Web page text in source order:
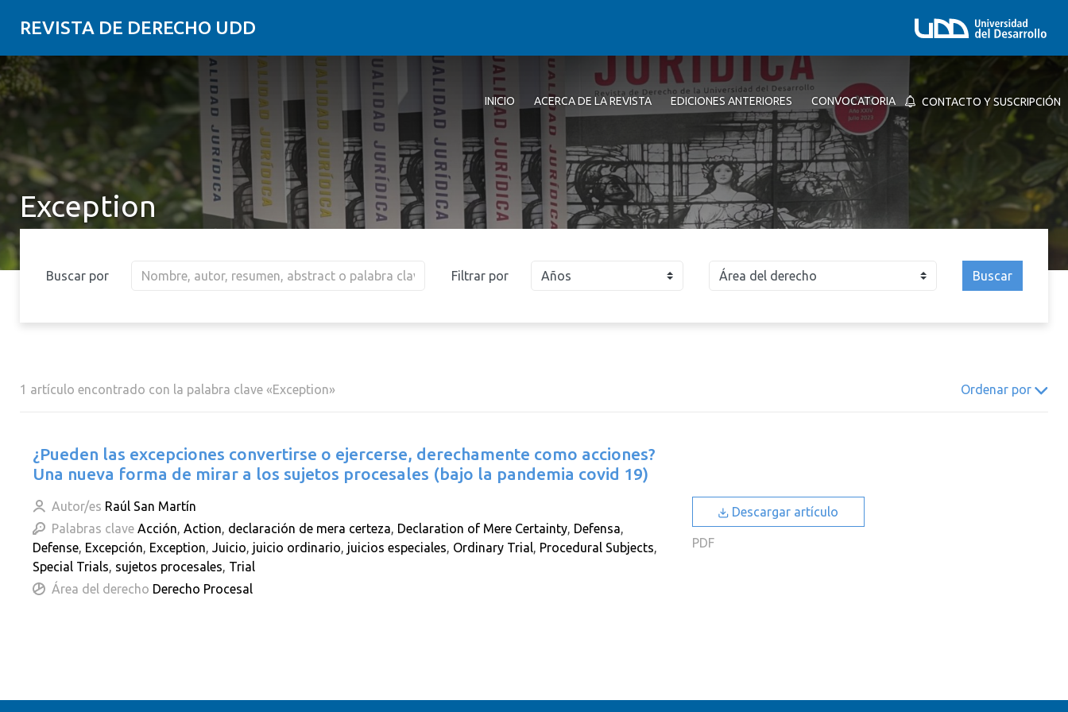
REVISTA DE DERECHO UDD
INICIO ACERCA DE LA REVISTA EDICIONES ANTERIORES CONVOCATORIA CONTACTO Y SUSCRIPCIÓN
Exception
Buscar por Filtrar por Años
2002 2001 2000
Buscar
1 artículo encontrado con la palabra clave «Exception» Ordenar por
¿Pueden las excepciones convertirse o ejercerse, derechamente como acciones?
Una nueva forma de mirar a los sujetos procesales (bajo la pandemia covid 19)
Autor/es Raúl San Martín
Palabras clave Acción, Action, declaración de mera certeza, Declaration of Mere Certainty, Defensa,
Defense, Excepción, Exception, Juicio, juicio ordinario, juicios especiales, Ordinary Trial, Procedural Subjects,
Special Trials, sujetos procesales, Trial
Área del derecho Derecho Procesal
Descargar artículo
PDF